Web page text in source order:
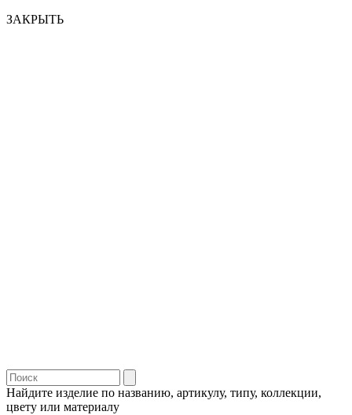
ЗАКРЫТЬ
Найдите изделие по названию, артикулу, типу, коллекции,
цвету или материалу